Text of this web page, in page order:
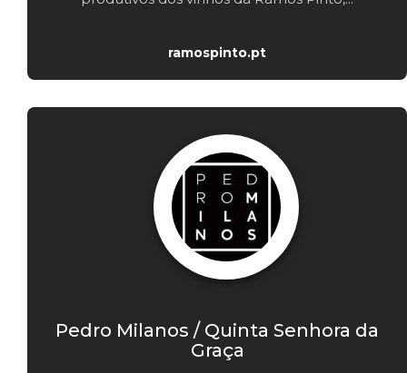
ramospinto.pt
Pedro Milanos / Quinta Senhora da
Graça